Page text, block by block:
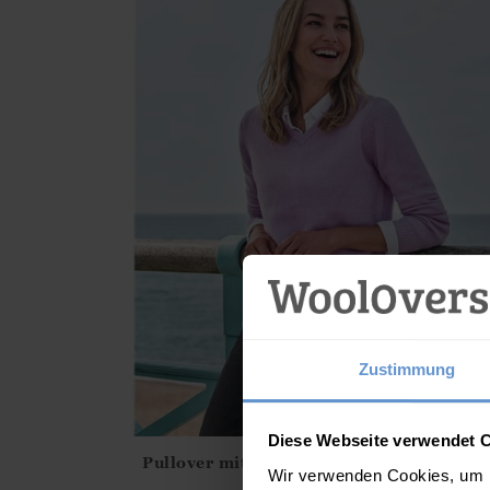
Zustimmung
Diese Webseite verwendet
Wir verwenden Cookies,
Pullover mit V-Ausschnitt aus Lammwolle
für Damen